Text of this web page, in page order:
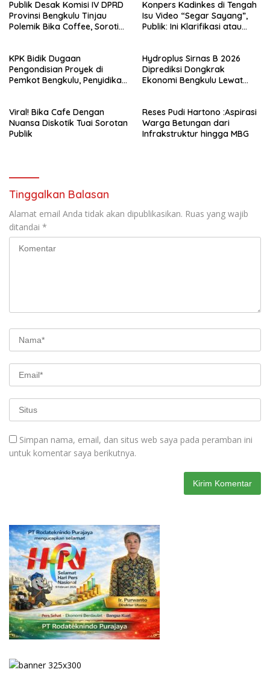
Publik Desak Komisi IV DPRD
Provinsi Bengkulu Tinjau
Polemik Bika Coffee, Soroti
Konpers Kadinkes di Tengah
Isu Video “Segar Sayang”,
Publik: Ini Klarifikasi atau
KPK Bidik Dugaan
Pengondisian Proyek di
Pemkot Bengkulu, Penyidikan
Hydroplus Sirnas B 2026
Diprediksi Dongkrak
Ekonomi Bengkulu Lewat
Viral! Bika Cafe Dengan
Nuansa Diskotik Tuai Sorotan
Publik
Reses Pudi Hartono :Aspirasi
Warga Betungan dari
Infrakstruktur hingga MBG
Tinggalkan Balasan
Alamat email Anda tidak akan dipublikasikan. Ruas yang wajib
ditandai *
Simpan nama, email, dan situs web saya pada peramban ini
untuk komentar saya berikutnya.